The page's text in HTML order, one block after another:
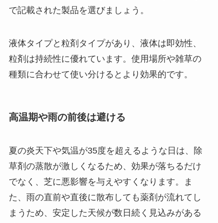
で記載された製品を選びましょう。
液体タイプと粒剤タイプがあり、液体は即効性、
粒剤は持続性に優れています。使用場所や雑草の
種類に合わせて使い分けるとより効果的です。
高温期や雨の前後は避ける
夏の炎天下や気温が35度を超えるような日は、除
草剤の蒸散が激しくなるため、効果が落ちるだけ
でなく、芝に悪影響を与えやすくなります。ま
た、雨の直前や直後に散布しても薬剤が流れてし
まうため、安定した天候が数日続く見込みがある